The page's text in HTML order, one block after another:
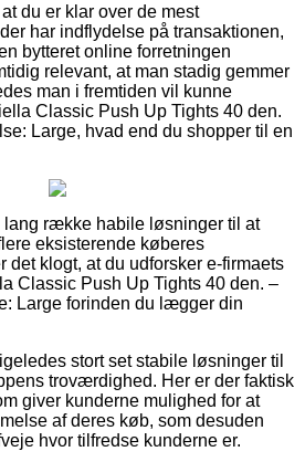
du er klar over de mest
har indflydelse på transaktionen,
bytteret online forretningen
relevant, at man stadig gemmer
man i fremtiden vil kunne
Classic Push Up Tights 40 den.
Large, hvad end du shopper til en
lang række habile løsninger til at
eksisterende køberes
det klogt, at du udforsker e-firmaets
Classic Push Up Tights 40 den. –
Large forinden du lægger din
stort set stabile løsninger til
troværdighed. Her er der faktisk
giver kunderne mulighed for at
af deres køb, som desuden
hvor tilfredse kunderne er.